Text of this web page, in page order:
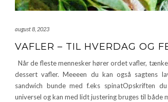
august 8, 2023
VAFLER – TIL HVERDAG OG
Når de fleste mennesker hører ordet vafler,
dessert vafler. Meeeen du kan også sagtens
sandwich bunde med f.eks spinatOpskriften
universel og kan med lidt justering bruges til både